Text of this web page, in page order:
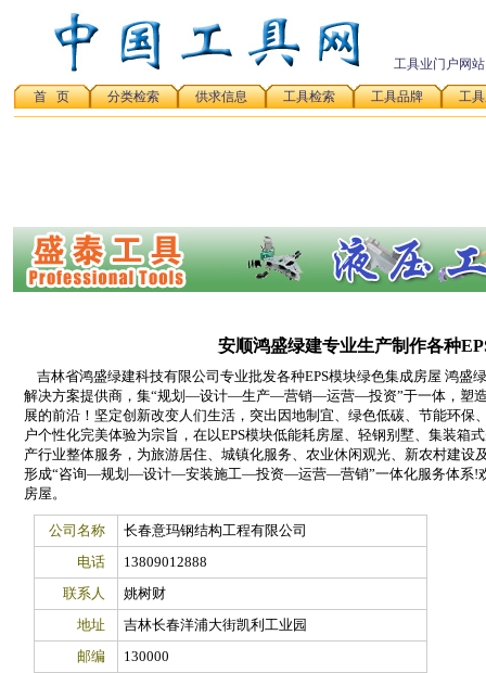
工具业门户网站
首 页 分类检索 供求信息 工具检索 工具品牌 工
安顺鸿盛绿建专业生产制作各种
吉林省鸿盛绿建科技有限公司专业批发各种EPS模块绿色集成房屋 鸿盛
解决方案提供商，集“规划—设计—生产—营销—运营—投资”于一体，塑
展的前沿！坚定创新改变人们生活，突出因地制宜、绿色低碳、节能环
户个性化完美体验为宗旨，在以EPS模块低能耗房屋、轻钢别墅、集装箱
产行业整体服务，为旅游居住、城镇化服务、农业休闲观光、新农村建
形成“咨询—规划—设计—安装施工—投资—运营—营销”一体化服务体系!欢
房屋。
公司名称
长春意玛钢结构工程有限公司
电话
13809012888
联系人
姚树财
地址
吉林长春洋浦大街凯利工业园
邮编
130000